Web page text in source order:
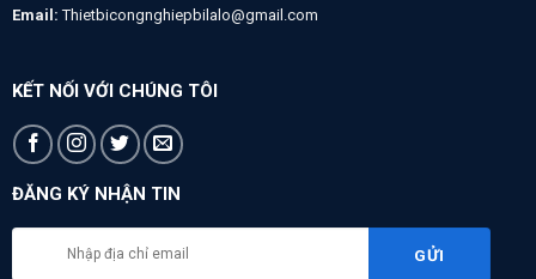
Email: Thietbicongnghiepbilalo@gmail.com
KẾT NỐI VỚI CHÚNG TÔI
ĐĂNG KÝ NHẬN TIN